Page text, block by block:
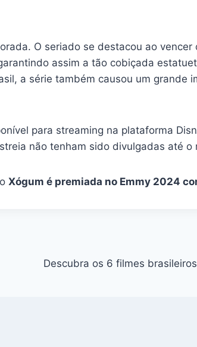
O seriado se destacou ao vencer
assim a tão cobiçada
a série também causou um grande
para streaming na plataforma
não tenham sido divulgadas até o
Xógum é premiada no Emmy 2024
Descubra os 6 filmes